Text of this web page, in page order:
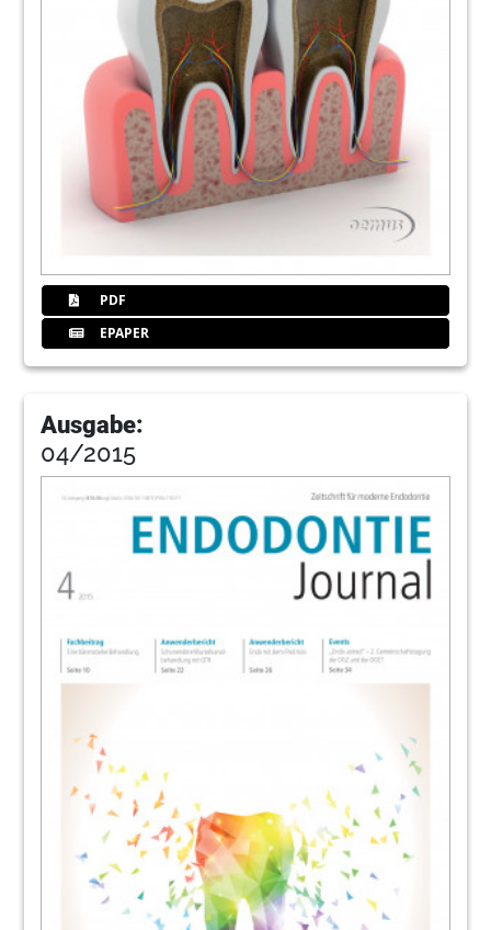
PDF
EPAPER
Ausgabe:
04/2015